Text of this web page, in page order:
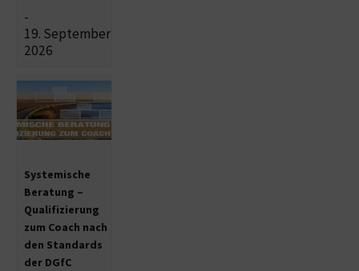
-
19. September
2026
Systemische
Beratung –
Qualifizierung
zum Coach nach
den Standards
der DGfC